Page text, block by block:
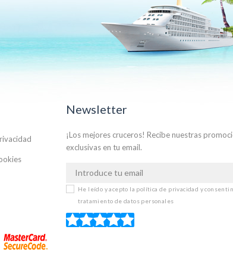
Newsletter
¡Los mejores cruceros! Recibe nuestras
exclusivas en tu email.
He leído y acepto la política de privacidad y
tratamiento de datos personales